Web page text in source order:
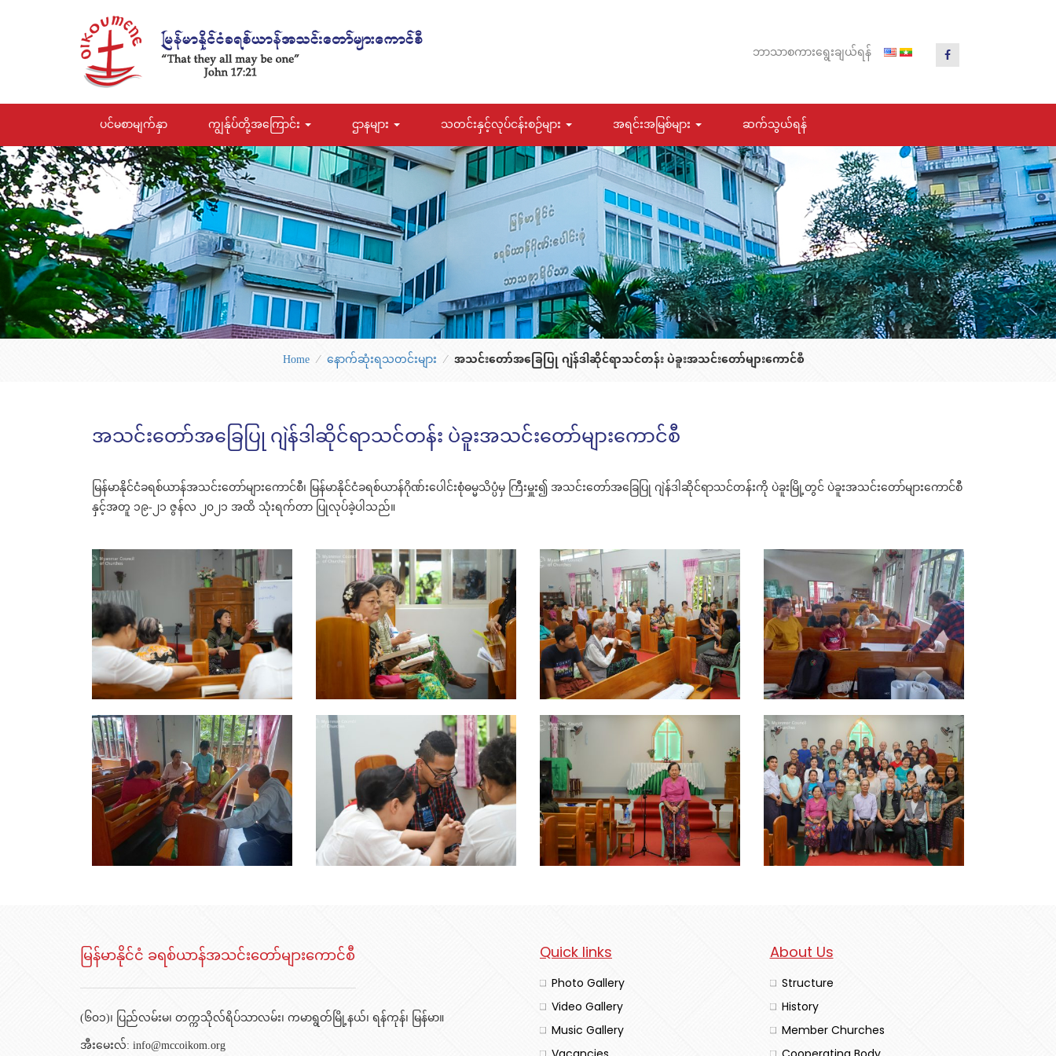
ဘာသာစကားရွေးချယ်ရန်
ပင်မစာမျက်နှာ ကျွန်ုပ်တို့အကြောင်း ဌာနများ သတင်းနှင့်လုပ်ငန်းစဉ်များ အရင်းအမြစ်များ ဆက်သွယ်ရန်
Home ⁄ နောက်ဆုံးရသတင်းများ ⁄ အသင်းတော်အခြေပြု ဂျဲန်ဒါဆိုင်ရာသင်တန်း ပဲခူးအသင်းတော်များကောင်စီ
အသင်းတော်အခြေပြု ဂျဲန်ဒါဆိုင်ရာသင်တန်း ပဲခူးအသင်းတော်များကောင်စီ
မြန်မာနိုင်ငံခရစ်ယာန်အသင်းတော်များကောင်စီ၊ မြန်မာနိုင်ငံခရစ်ယာန်ဂိုဏ်းပေါင်းစုံဓမ္မသိပ္ပံမှ ကြီးမှူး၍ အသင်းတော်အခြေပြု ဂျဲန်ဒါဆိုင်ရာသင်တန်းကို ပဲခူးမြို့တွင် ပဲခူးအသင်းတော်များကောင်စီ
နှင့်အတူ ၁၉-၂၁ ဇွန်လ ၂၀၂၁ အထိ သုံးရက်တာ ပြုလုပ်ခဲ့ပါသည်။
မြန်မာနိုင်ငံ ခရစ်ယာန်အသင်းတော်များကောင်စီ
(၆၀၁)၊ ပြည်လမ်းမ၊ တက္ကသိုလ်ရိပ်သာလမ်း၊ ကမာရွတ်မြို့နယ်၊ ရန်ကုန်၊ မြန်မာ။
အီးမေးလ်:info@mccoikom.org
Quick links
Photo Gallery
Video Gallery
Music Gallery
About Us
Structure
History
Member Churches